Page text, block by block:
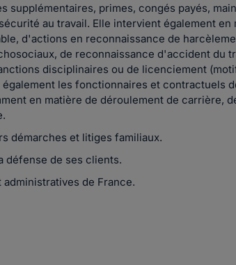
supplémentaires, primes, congés payés,
au travail. Elle intervient également en
d'actions en reconnaissance de
de reconnaissance d'accident du
disciplinaires ou de licenciement
les fonctionnaires et contractuels
en matière de déroulement de carrière,
démarches et litiges familiaux.
défense de ses clients.
de France.